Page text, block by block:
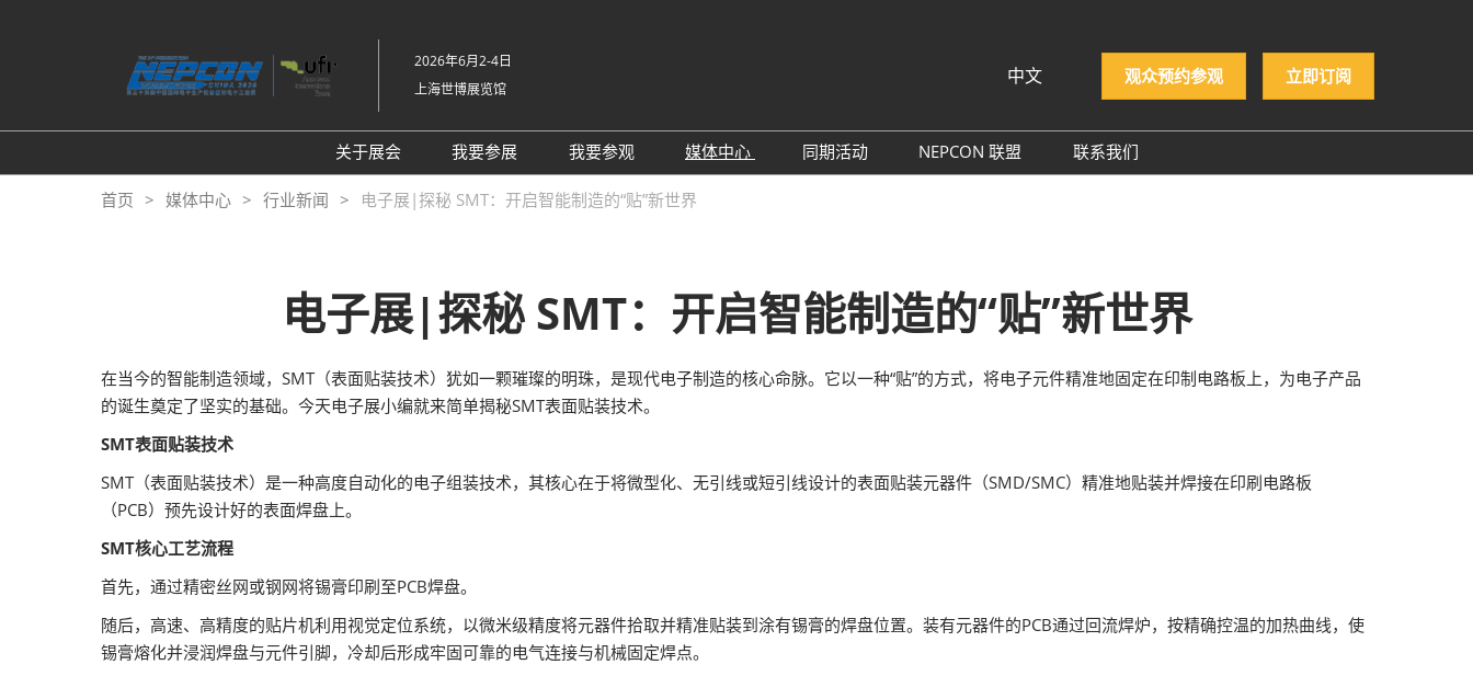
容
2026年6月2-4日
上海世博展览馆
中文
English
Tiếng Việt
korean
Русский
观众预约参观 立即订阅
关于展会
展会介绍
展品范围
我要参展
参展申请
参展服务
SMTHOME
我要参观
参观预登记
展商名录
观众增值服务
媒体中心
合作媒体
同期活动
国际交流活动
NEPCON 联盟
联系我们
首页 媒体中心 行业新闻 电子展|探秘 SMT：开启智能制造的“贴”新世界
电子展|探秘 SMT：开启智能制造的“贴”新世界
在当今的智能制造领域，SMT（表面贴装技术）犹如一颗璀璨的明珠，是现代电子制造的核心命脉。它以一种“贴”的方式，将电子元件精准地固定在印制电路板上，为电子产品
的诞生奠定了坚实的基础。今天电子展小编就来简单揭秘SMT表面贴装技术。
SMT表面贴装技术
SMT（表面贴装技术）是一种高度自动化的电子组装技术，其核心在于将微型化、无引线或短引线设计的表面贴装元器件（SMD/SMC）精准地贴装并焊接在印刷电路板
（PCB）预先设计好的表面焊盘上。
SMT核心工艺流程
首先，通过精密丝网或钢网将锡膏印刷至PCB焊盘。
随后，高速、高精度的贴片机利用视觉定位系统，以微米级精度将元器件拾取并精准贴装到涂有锡膏的焊盘位置。装有元器件的PCB通过回流焊炉，按精确控温的加热曲线，使
锡膏熔化并浸润焊盘与元件引脚，冷却后形成牢固可靠的电气连接与机械固定焊点。